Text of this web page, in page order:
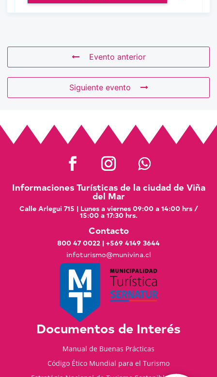
Evento anterior
Siguiente evento
Informaciones Turísticas de la ciudad de Viña
del Mar
Calle Arlegui 715 | Lunes a viernes 09:00 a 14:00 hrs /
15:00 a 17:30 hrs.
Contacto
800 47 0022 | +569 4149 3644
infoturismo@munivina.cl
Documentos de Interés
Manual de Buenas Prácticas
Código Ético Mundial para el Turismo